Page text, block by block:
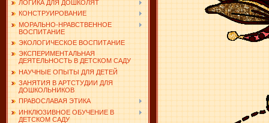
ЛОГИКА ДЛЯ ДОШКОЛЯТ
КОНСТРУИРОВАНИЕ
МОРАЛЬНО-НРАВСТВЕННОЕ
ВОСПИТАНИЕ
ЭКОЛОГИЧЕСКОЕ ВОСПИТАНИЕ
ЭКСПЕРИМЕНТАЛЬНАЯ
ДЕЯТЕЛЬНОСТЬ В ДЕТСКОМ САДУ
НАУЧНЫЕ ОПЫТЫ ДЛЯ ДЕТЕЙ
ЗАНЯТИЯ В АРТСТУДИИ ДЛЯ
ДОШКОЛЬНИКОВ
ПРАВОСЛАВАЯ ЭТИКА
ИНКЛЮЗИВНОЕ ОБУЧЕНИЕ В
ДЕТСКОМ САДУ